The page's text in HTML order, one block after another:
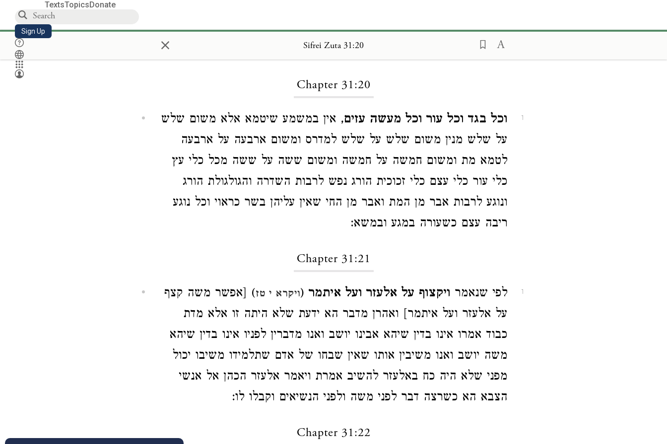
TextsTopicsDonate
Sign Up × Sifrei Zuta 31:20
Chapter 31:20
1 וכל בגד וכל עור וכל מעשה עזים, אין במשמע שיטמא אלא משום שלש
על שלש מנין משום שלש על שלש למדרס ומשום ארבעה על ארבעה
לטמא מת ומשום חמשה על חמשה ומשום ששה על ששה מכל כלי עץ
כלי עור כלי עצם כלי זכוכית הורג נפש לרבות השדרה והגולגולת הורג
ונוגע לרבות אבר מן המת ואבר מן החי שאין עליהן בשר כראוי וכל נוגע
ריבה עצם כשעורה במגע ובמשא:
Chapter 31:21
1 לפי שנאמר ויקצוף על אלעזר ועל איתמר (ויקרא י טז) [אפשר משה קצף
על אלעזר ועל איתמר] ואהרן מדבר הא ידעת שלא היתה זו אלא מדת
כבוד אמרו אינו בדין שיהא אבינו יושב ואנו מדברין לפניו אינו בדין שיהא
משה יושב ואנו משיבין אותו שאין שבחו של אדם שתלמידו משיבו יכול
מפני שלא היה כח באלעזר להשיב אמרת ויאמר אלעזר הכהן אל אנשי
הצבא הא כשרצה דבר לפני משה ולפני הנשיאים וקבלו לו:
Chapter 31:22